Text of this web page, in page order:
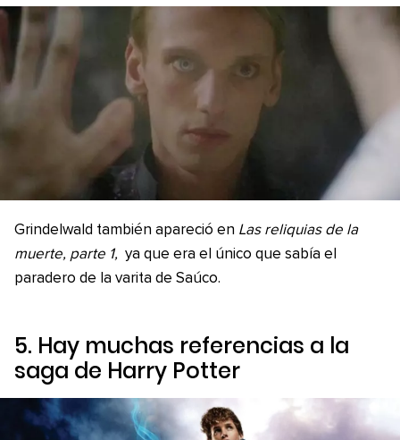
Grindelwald también apareció en Las reliquias de la
muerte, parte 1, ya que era el único que sabía el
paradero de la varita de Saúco.
5. Hay muchas referencias a la
saga de Harry Potter